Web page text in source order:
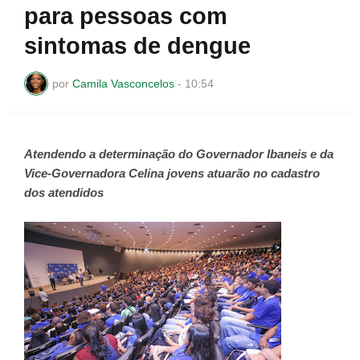
para pessoas com
sintomas de dengue
por Camila Vasconcelos - 10:54
Atendendo a determinação do Governador Ibaneis e da
Vice-Governadora Celina jovens atuarão no cadastro
dos atendidos